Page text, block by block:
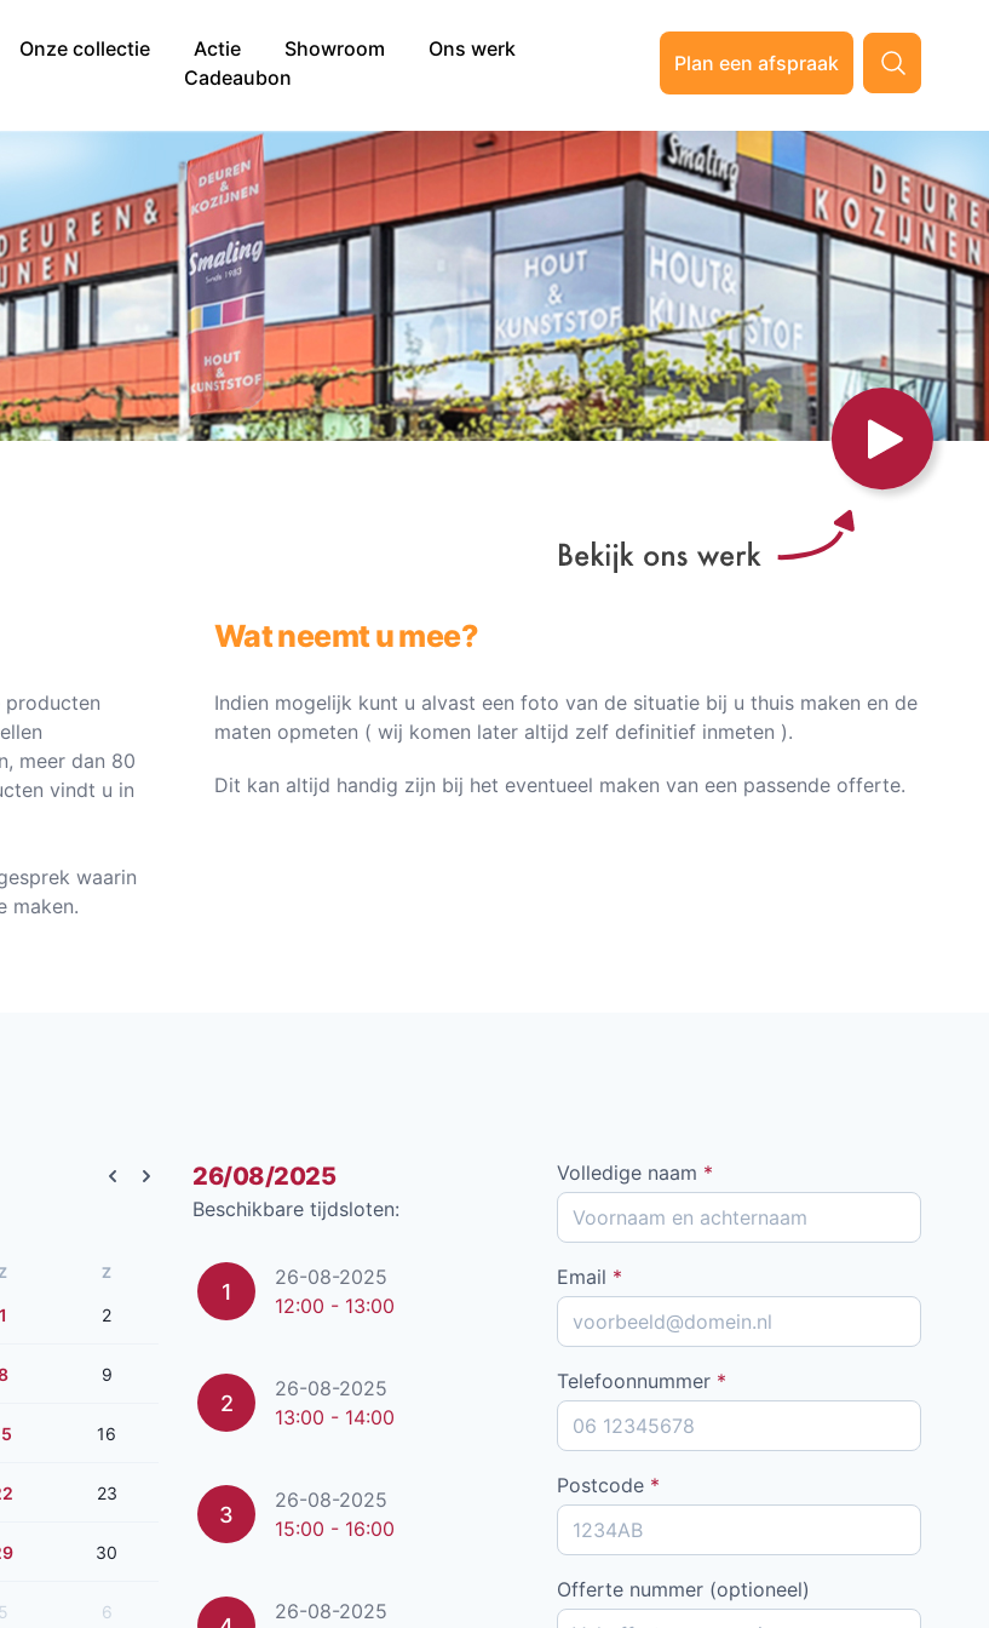
Onze collectie Actie Showroom
Ons werk
Cadeaubon
Plan een afspraak
producten
meer dan 80
vindt u in
waarin
maken.
Wat neemt u mee?
Indien mogelijk kunt u alvast een foto van de situatie bij u thuis maken en de
maten opmeten ( wij komen later altijd zelf definitief inmeten ).
Dit kan altijd handig zijn bij het eventueel maken van een passende offerte.
Previous month
Next month
Z
1 2
9
16
23
30
5 6
26/08/2025
Beschikbare tijdsloten:
1
26-08-2025
12:00 - 13:00
2
26-08-2025
13:00 - 14:00
3
26-08-2025
15:00 - 16:00
26-08-2025
Volledige naam *
Email *
Telefoonnummer *
Postcode *
Offerte nummer (optioneel)